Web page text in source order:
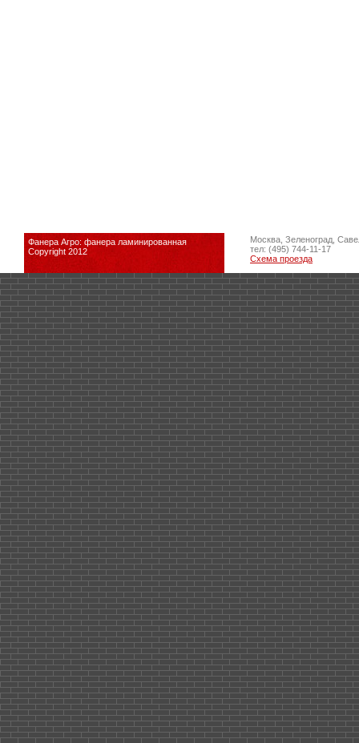
Фанера Агро: фанера ламинированная
Copyright 2012
Москва, Зеленоград,
тел: (495) 744-11-17
Схема проезда